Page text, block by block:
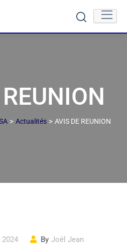
> Actualités > AVIS DE REUNION
2024 By Joël Jean